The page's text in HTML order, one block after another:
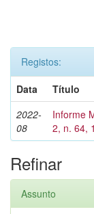
Registos:
Data
Título
2022-
08
Informe
2, n. 64,
Refinar
Assunto